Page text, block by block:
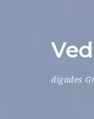
digades